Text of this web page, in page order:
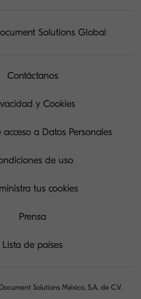
Solutions Global
Contáctanos
y Cookies
a Datos Personales
de uso
tus cookies
Prensa
Lista de países
Solutions México, S.A. de C.V.